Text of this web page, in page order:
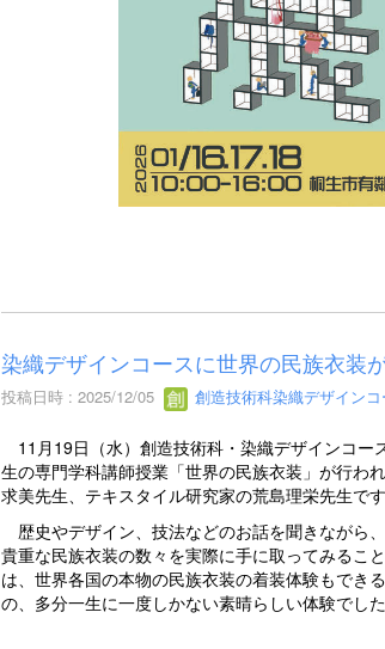
染織デザインコースに世界の民族衣装
投稿日時 : 2025/12/05 創造技術科染織デザインコ
11月19日（水）創造技術科・染織デザインコー
生の専門学科講師授業「世界の民族衣装」が行わ
求美先生、テキスタイル研究家の荒島理栄先生です
歴史やデザイン、技法などのお話を聞きながら
貴重な民族衣装の数々を実際に手に取ってみるこ
は、世界各国の本物の民族衣装の着装体験もでき
の、多分一生に一度しかない素晴らしい体験でした